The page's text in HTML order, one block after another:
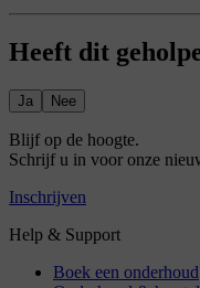
Heeft dit
Ja Nee